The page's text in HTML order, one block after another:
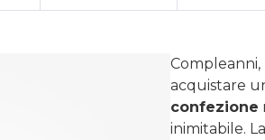
Compleanni,
acquistare
confezione
inimitabile. La